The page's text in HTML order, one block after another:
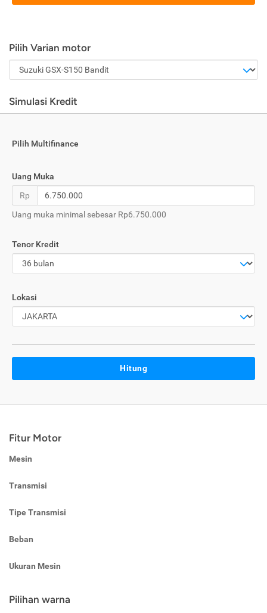
Pilih Varian motor
Simulasi Kredit
Pilih Multifinance
Uang Muka
Rp
Uang muka minimal sebesar Rp6.750.000
Tenor Kredit
Lokasi
Hitung
Fitur Motor
Mesin
Transmisi
Tipe Transmisi
Beban
Ukuran Mesin
Pilihan warna